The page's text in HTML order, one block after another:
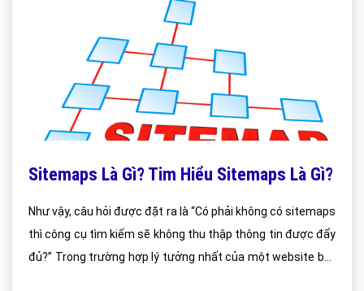
Sitemaps Là Gì? Tim Hiểu Sitemaps Là Gì?
Như vậy, câu hỏi được đặt ra là “Có phải không có sitemaps
thì công cụ tìm kiếm sẽ không thu thập thông tin được đẩy
đủ?” Trong trường hợp lý tưởng nhất của một website bất